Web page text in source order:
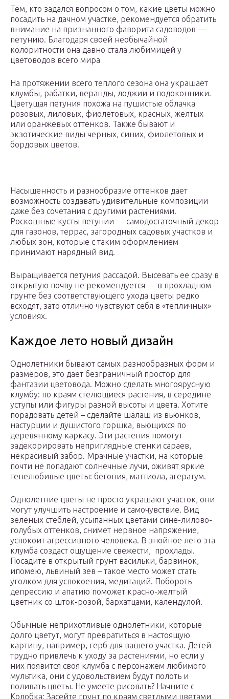
Тем, кто задался вопросом о том, какие цветы можно
посадить на дачном участке, рекомендуется обратить
внимание на признанного фаворита садоводов —
петунию. Благодаря своей необычайной
колоритности она давно стала любимицей у
цветоводов всего мира
На протяжении всего теплого сезона она украшает
клумбы, рабатки, веранды, лоджии и подоконники.
Цветущая петуния похожа на пушистые облачка
розовых, лиловых, фиолетовых, красных, желтых
или оранжевых оттенков. Также бывают и
экзотические виды черных, синих, фиолетовых и
бордовых цветов.
Насыщенность и разнообразие оттенков дает
возможность создавать удивительные композиции
даже без сочетания с другими растениями.
Роскошные кусты петунии — самодостаточный декор
для газонов, террас, загородных садовых участков и
любых зон, которые с таким оформлением
принимают нарядный вид.
Выращивается петуния рассадой. Высевать ее сразу в
открытую почву не рекомендуется — в прохладном
грунте без соответствующего ухода цветы редко
всходят, зато отлично чувствуют себя в «тепличных»
условиях.
Каждое лето новый дизайн
Однолетники бывают самых разнообразных форм и
размеров, это дает безграничный простор для
фантазии цветовода. Можно сделать многоярусную
клумбу: по краям стелющиеся растения, в середине
уступы или фигуры разной высоты и цвета. Хотите
порадовать детей – сделайте шалаш из вьюнков,
настурции и душистого горшка, вьющихся по
деревянному каркасу. Эти растения помогут
задекорировать неприглядные стенки сараев,
некрасивый забор. Мрачные участки, на которые
почти не попадают солнечные лучи, оживят яркие
тенелюбивые цветы: бегония, маттиола, агератум.
Однолетние цветы не просто украшают участок, они
могут улучшить настроение и самочувствие. Вид
зеленых стеблей, усыпанных цветами сине-лилово-
голубых оттенков, снимет нервное напряжение,
успокоит агрессивного человека. В знойное лето эта
клумба создаст ощущение свежести, прохлады.
Посадите в открытый грунт васильки, барвинок,
ипомею, львиный зев – такое место может стать
уголком для успокоения, медитаций. Побороть
депрессию и апатию поможет красно-желтый
цветник со шток-розой, бархатцами, календулой.
Обычные неприхотливые однолетники, которые
долго цветут, могут превратиться в настоящую
картину, например, герб для вашего участка. Детей
трудно привлечь к уходу за растениями, но если у
них появится своя клумба с персонажем любимого
мультика, они с удовольствием будут полоть и
поливать цветы. Не умеете рисовать? Начните с
Колобка: Засейте грунт по краям светлыми цветами